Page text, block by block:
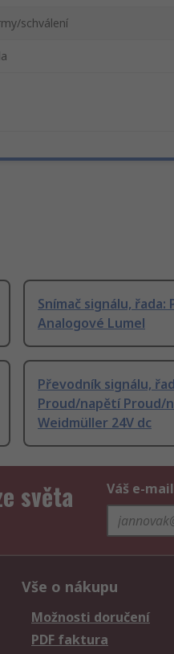
schválení
Snímač signálu, řada:
Analogové Lumel
Převodník signálu,
Proud/napětí Proud/
Weidmüller 24V dc
světa
Váš e-mail
Vše o nákupu
Možnosti doručení
PDF faktura